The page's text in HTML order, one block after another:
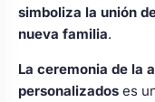
simboliza la unión
nueva familia.
La ceremonia de la
personalizados es